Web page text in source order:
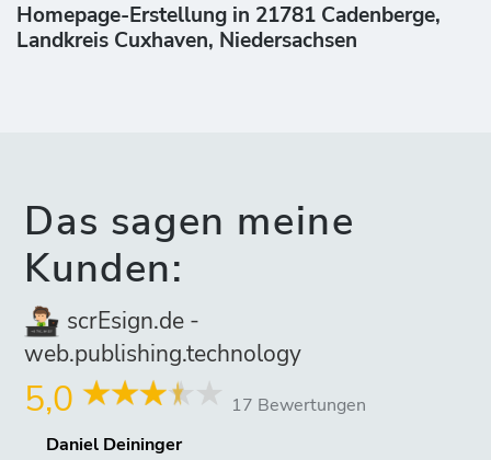
Homepage-Erstellung in 21781 Cadenberge,
Landkreis Cuxhaven, Niedersachsen
Das sagen meine
Kunden:
scrEsign.de -
web.publishing.technology
5,0
17 Bewertungen
Daniel Deininger